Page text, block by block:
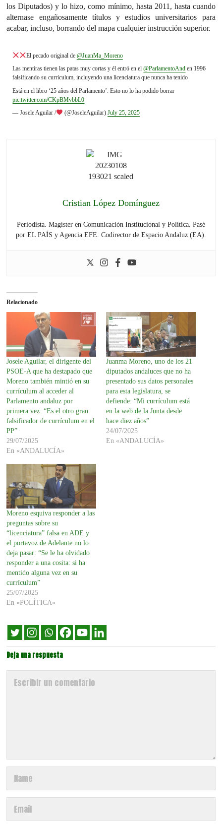
los Diputados) y lo hizo, como mínimo, hasta 2011, hasta cuando
alternase engañosamente títulos y estudios universitarios para
acabar, incluso, borrando del mapa cualquier instrucción superior.
El pecado original de @JuanMa_Moreno
Las mentiras tienen las patas muy cortas y él entró en el@ParlamentoAnd en 1996
falsificando su currículum, incluyendo una licenciatura que nunca ha tenido
Está en el libro ‘25 años del Parlamento’. Esto no lo ha podido borrar
pic.twitter.com/CKpBMvbbL0
— Josele Aguilar /
(@JoseleAguilar)July 25, 2025
Cristian López Domínguez
Periodista. Magíster en Comunicación Institucional y Política. Pasé
por EL PAÍS y Agencia EFE. Codirector de Espacio Andaluz (EA).
Relacionado
Josele Aguilar, el dirigente del
PSOE-A que ha destapado que
Moreno también mintió en su
currículum al acceder al
Parlamento andaluz por
primera vez: “Es el otro gran
falsificador de currículum en el
PP”
29/07/2025
En «ANDALUCÍA»
Juanma Moreno, uno de los 21
diputados andaluces que no ha
presentado sus datos personales
para esta legislatura, se
defiende: “Mi currículum está
en la web de la Junta desde
hace diez años”
24/07/2025
En «ANDALUCÍA»
Moreno esquiva responder a las
preguntas sobre su
“licenciatura” falsa en ADE y
el portavoz de Adelante no lo
deja pasar: “Se le ha olvidado
responder a una cosita: si ha
mentido alguna vez en su
currículum”
25/07/2025
En «POLÍTICA»
Deja una respuesta